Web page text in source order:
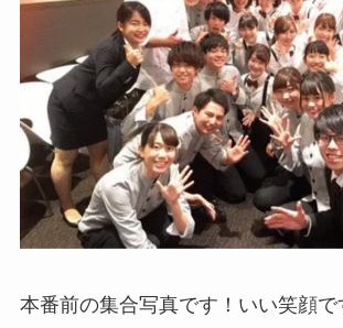
本番前の集合写真です！いい笑顔で